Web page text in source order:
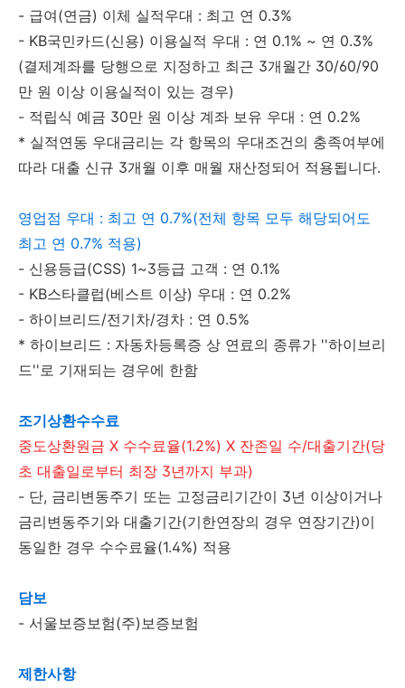
- 급여(연금) 이체 실적우대 : 최고 연 0.3%
- KB국민카드(신용) 이용실적 우대 : 연 0.1% ~ 연 0.3%
(결제계좌를 당행으로 지정하고 최근 3개월간 30/60/90
만 원 이상 이용실적이 있는 경우)
- 적립식 예금 30만 원 이상 계좌 보유 우대 : 연 0.2%
* 실적연동 우대금리는 각 항목의 우대조건의 충족여부에
따라 대출 신규 3개월 이후 매월 재산정되어 적용됩니다.
영업점 우대 : 최고 연 0.7%(전체 항목 모두 해당되어도
최고 연 0.7% 적용)
- 신용등급(CSS) 1~3등급 고객 : 연 0.1%
- KB스타클럽(베스트 이상) 우대 : 연 0.2%
- 하이브리드/전기차/경차 : 연 0.5%
* 하이브리드 : 자동차등록증 상 연료의 종류가 ''하이브리
드''로 기재되는 경우에 한함
조기상환수수료
중도상환원금 X 수수료율(1.2%) X 잔존일 수/대출기간(당
초 대출일로부터 최장 3년까지 부과)
- 단, 금리변동주기 또는 고정금리기간이 3년 이상이거나
금리변동주기와 대출기간(기한연장의 경우 연장기간)이
동일한 경우 수수료율(1.4%) 적용
담보
- 서울보증보험(주)보증보험
제한사항